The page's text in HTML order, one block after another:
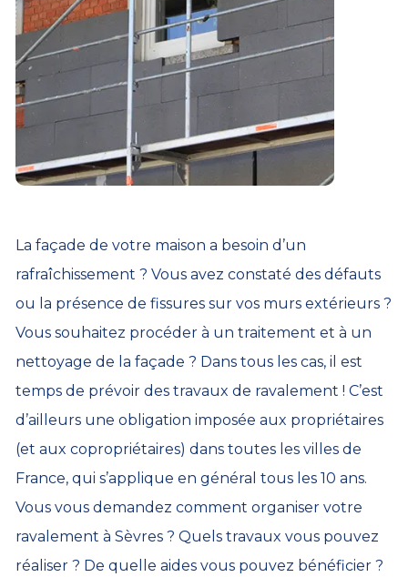
La façade de votre maison a besoin d’un
rafraîchissement ? Vous avez constaté des défauts
ou la présence de fissures sur vos murs extérieurs ?
Vous souhaitez procéder à un traitement et à un
nettoyage de la façade ? Dans tous les cas, il est
temps de prévoir des travaux de ravalement ! C’est
d’ailleurs une obligation imposée aux propriétaires
(et aux copropriétaires) dans toutes les villes de
France, qui s’applique en général tous les 10 ans.
Vous vous demandez comment organiser votre
ravalement à Sèvres ? Quels travaux vous pouvez
réaliser ? De quelle aides vous pouvez bénéficier ?